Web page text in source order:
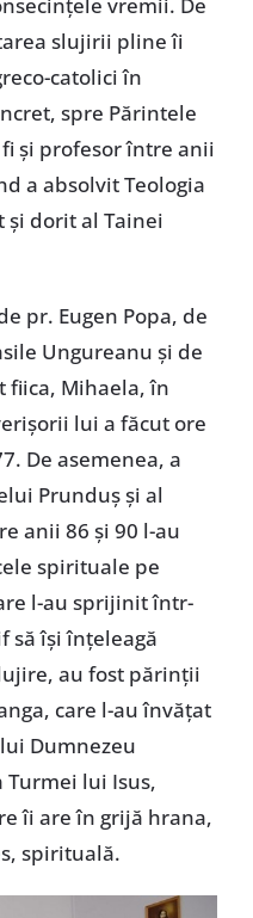
vremii. De
slujirii pline îi
catolici în
spre Părintele
și profesor între anii
a absolvit Teologia
dorit al Tainei
pr. Eugen Popa, de
Ungureanu și de
fiica, Mihaela, în
lui a făcut ore
De asemenea, a
Prunduș și al
anii 86 și 90 l-au
spirituale pe
l-au sprijinit într-
să își înțeleagă
au fost părinții
care l-au învățat
Dumnezeu
lui Isus,
îi are în grijă hrana,
spirituală.